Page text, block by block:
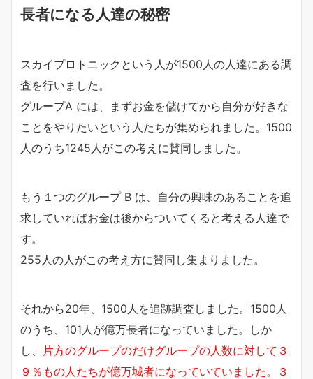
長者になる人達の秘密
スカイプロトニックという人が1500人の人達にある調
査を行いました。
グループA には、まずお金を儲けてから自分が好きな
ことをやりたいという人たちが集められました。1500
人のうち1245人がこの考えに賛同しました。
もう１つのグループ B は、自分の興味のあることを追
求していればお金は後からついてくると考える人達で
す。
255人の人がこの考え方に賛同し集まりました。
それから20年、1500人を追跡調査しました。1500人
のうち、101人が億万長者になっていました。しか
し、
片方のグループのだけグループの人数に対して３
９％もの人たちが億万城者になっていていました。３